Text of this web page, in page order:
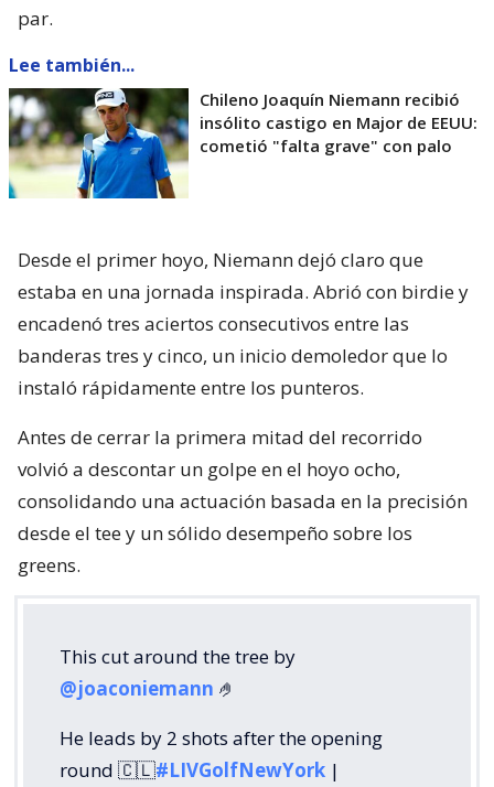
par.
Lee también...
Chileno Joaquín Niemann recibió
insólito castigo en Major de EEUU:
cometió "falta grave" con palo
Desde el primer hoyo, Niemann dejó claro que
estaba en una jornada inspirada. Abrió con birdie y
encadenó tres aciertos consecutivos entre las
banderas tres y cinco, un inicio demoledor que lo
instaló rápidamente entre los punteros.
Antes de cerrar la primera mitad del recorrido
volvió a descontar un golpe en el hoyo ocho,
consolidando una actuación basada en la precisión
desde el tee y un sólido desempeño sobre los
greens.
This cut around the tree by
@joaconiemann 🤌
He leads by 2 shots after the opening
round 🇨🇱#LIVGolfNewYork |